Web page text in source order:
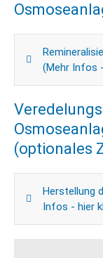
(Mehr Infos
(optionales
Herstellung
Infos - hier